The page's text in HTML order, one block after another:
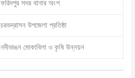
ফরিদপুর সদর থানার অংশ
চরভদ্রাসন উপজেলা প্রতিষ্ঠা
নদীভাঙন মোকাবিলা ও কৃষি উন্নয়ন